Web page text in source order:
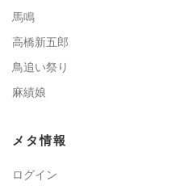
馬鳴
高橋新五郎
鳥追い祭り
麻績娘
メタ情報
ログイン